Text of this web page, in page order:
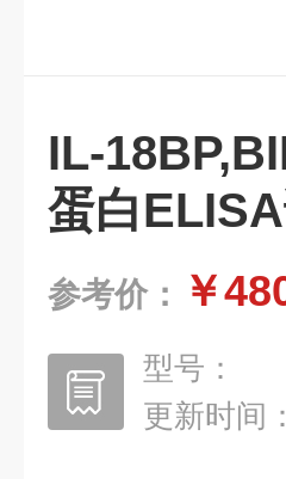
IL-
蛋白
参考价： ￥
型号：
更新时间：